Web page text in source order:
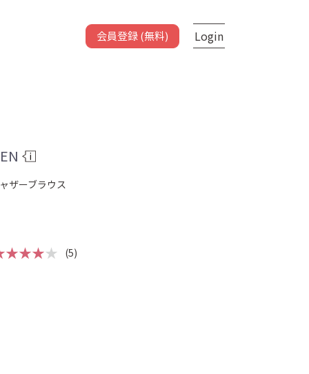
会員登録 (無料) Login
ザーブラウス
★ (5)